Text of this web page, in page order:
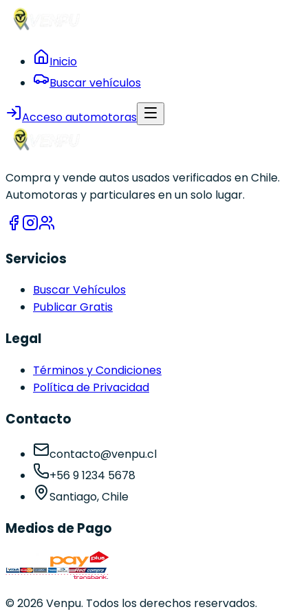
Inicio
Buscar vehículos
Acceso automotoras
Compra y vende autos usados verificados en Chile.
Automotoras y particulares en un solo lugar.
Servicios
Buscar Vehículos
Publicar Gratis
Legal
Términos y Condiciones
Política de Privacidad
Contacto
contacto@venpu.cl
+56 9 1234 5678
Santiago, Chile
Medios de Pago
©2026Venpu. Todos los derechos reservados.